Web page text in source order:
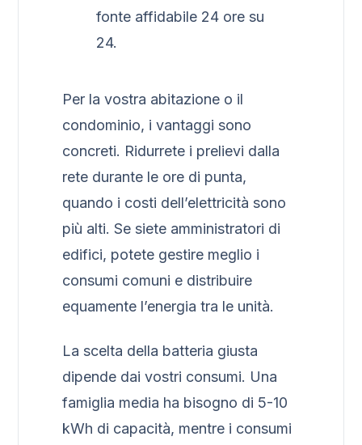
fonte affidabile 24 ore su
24.
Per la vostra abitazione o il
condominio, i vantaggi sono
concreti. Ridurrete i prelievi dalla
rete durante le ore di punta,
quando i costi dell’elettricità sono
più alti. Se siete amministratori di
edifici, potete gestire meglio i
consumi comuni e distribuire
equamente l’energia tra le unità.
La scelta della batteria giusta
dipende dai vostri consumi. Una
famiglia media ha bisogno di 5-10
kWh di capacità, mentre i consumi